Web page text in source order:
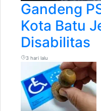
Gandeng
Kota Batu
Disabilitas
3 hari lalu